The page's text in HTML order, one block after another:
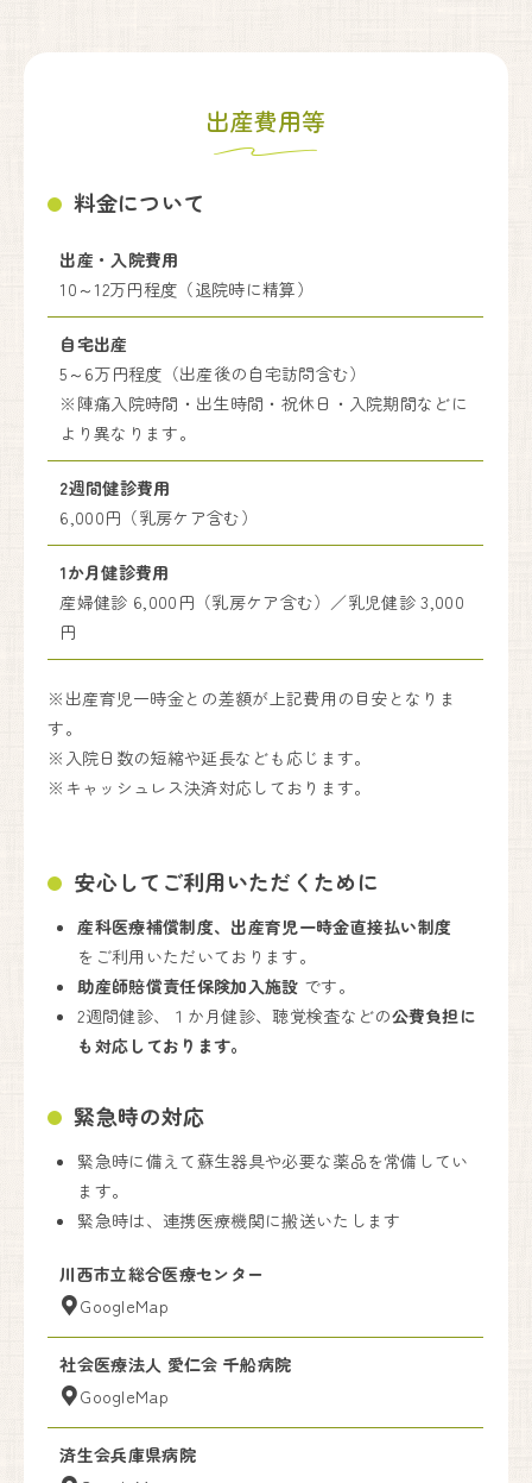
出産費用等
料金について
出産・入院費用
10～12万円程度（退院時に精算）
自宅出産
5～6万円程度（出産後の自宅訪問含む）
※陣痛入院時間・出生時間・祝休日・入院期間などに
より異なります。
2週間健診費用
6,000円（乳房ケア含む）
1か月健診費用
産婦健診 6,000円（乳房ケア含む）／乳児健診 3,000
円
※出産育児一時金との差額が上記費用の目安となりま
す。
※入院日数の短縮や延長なども応じます。
※キャッシュレス決済対応しております。
安心してご利用いただくために
産科医療補償制度、出産育児一時金直接払い制度
をご利用いただいております。
助産師賠償責任保険加入施設 です。
2週間健診、１か月健診、聴覚検査などの公費負担に
も対応しております。
緊急時の対応
緊急時に備えて蘇生器具や必要な薬品を常備してい
ます。
緊急時は、連携医療機関に搬送いたします
川西市立総合医療センター
GoogleMap
社会医療法人 愛仁会 千船病院
GoogleMap
済生会兵庫県病院